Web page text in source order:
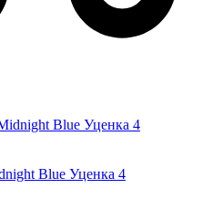
Blue Уценка 4